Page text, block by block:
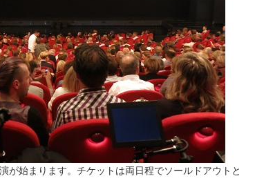
始まります。チケットは両日程でソールドアウトと